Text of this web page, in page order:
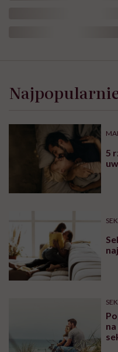
na
rodzinie
coś,
czego
współczesna
medycyna
nie
5